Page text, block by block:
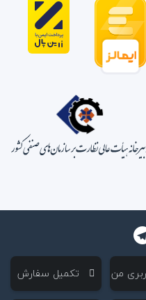
من ‌ تکمیل سفارش